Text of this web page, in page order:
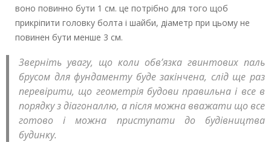
воно повинно бути 1 см. це потрібно для того щоб
прикріпити головку болта і шайби, діаметр при цьому не
повинен бути менше 3 см.
Зверніть увагу, що коли обв’язка гвинтових паль
брусом для фундаменту буде закінчена, слід ще раз
перевірити, що геометрія будови правильна і все в
порядку з діагоналлю, а після можна вважати що все
готово і можна приступати до будівництва
будинку.